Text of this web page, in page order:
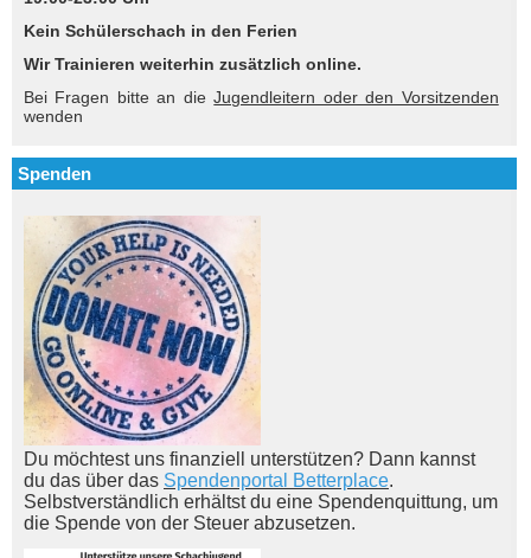
Kein Schülerschach in den Ferien
Wir Trainieren weiterhin zusätzlich online.
Bei Fragen bitte an dieJugendleitern oder den Vorsitzenden
wenden
Spenden
Du möchtest uns finanziell unterstützen? Dann kannst
du das über das Spendenportal Betterplace.
Selbstverständlich erhältst du eine Spendenquittung, um
die Spende von der Steuer abzusetzen.